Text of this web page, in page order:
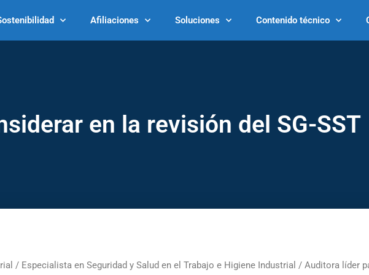
Afiliaciones Soluciones Contenido técnico
en la revisión del SG-SST
/ Especialista en Seguridad y Salud en el Trabajo e Higiene Industrial / Auditora líder